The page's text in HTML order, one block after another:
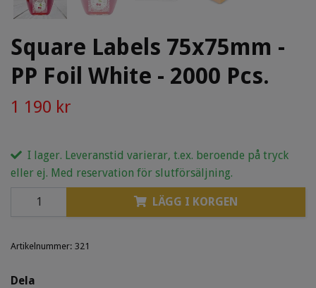
Square Labels 75x75mm -
PP Foil White - 2000 Pcs.
1 190 kr
I lager. Leveranstid varierar, t.ex. beroende på tryck
eller ej. Med reservation för slutförsäljning.
LÄGG I KORGEN
Artikelnummer: 321
Dela